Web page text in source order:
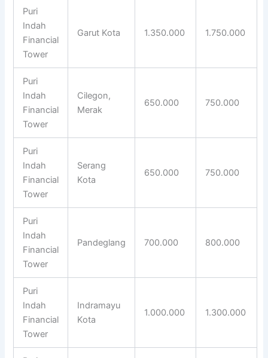
Puri
Indah
Financial
Tower
Garut Kota 1.350.000 1.750.000
Puri
Indah
Financial
Tower
Cilegon,
Merak
650.000 750.000
Puri
Indah
Financial
Tower
Serang
Kota
650.000 750.000
Puri
Indah
Financial
Tower
Pandeglang 700.000 800.000
Puri
Indah
Financial
Tower
Indramayu
Kota
1.000.000 1.300.000